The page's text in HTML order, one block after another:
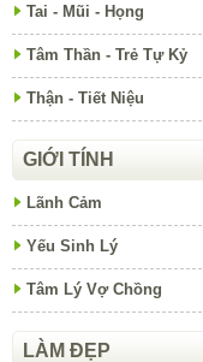
Tai - Mũi - Họng
Tâm Thần - Trẻ Tự Kỷ
Thận - Tiết Niệu
GIỚI TÍNH
Lãnh Cảm
Yếu Sinh Lý
Tâm Lý Vợ Chồng
LÀM ĐẸP